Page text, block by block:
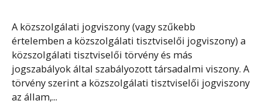
A közszolgálati jogviszony (vagy szűkebb
értelemben a közszolgálati tisztviselői jogviszony) a
közszolgálati tisztviselői törvény és más
jogszabályok által szabályozott társadalmi viszony. A
törvény szerint a közszolgálati tisztviselői jogviszony
az állam,...